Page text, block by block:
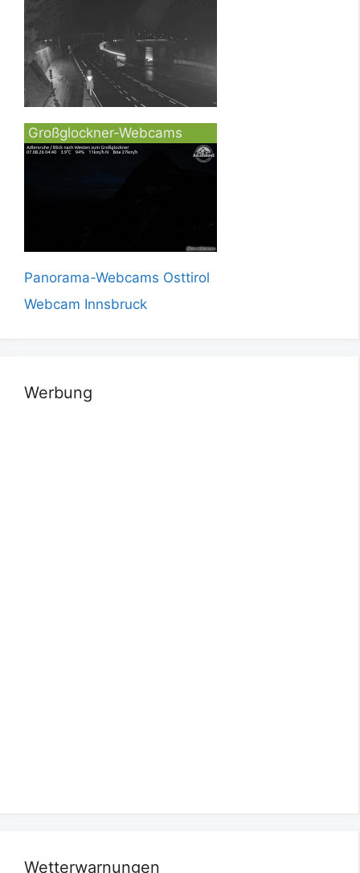
Großglockner-Webcams
Panorama-Webcams Osttirol
Webcam Innsbruck
Werbung
Wetterwarnungen